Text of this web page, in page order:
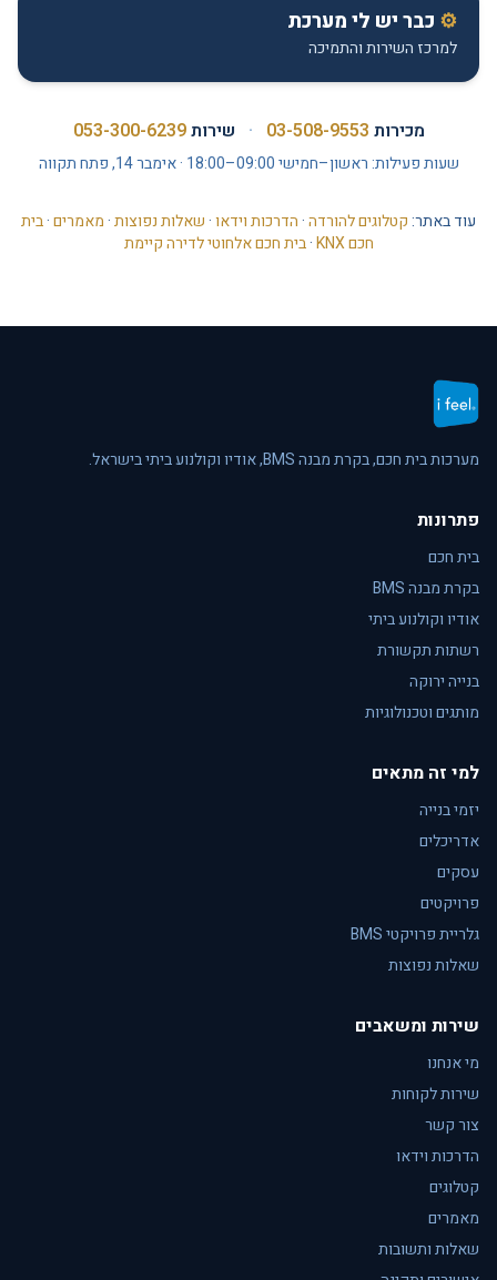
⚙ כבר יש לי מערכת
למרכז השירות והתמיכה
מכירות 03-508-9553
· שירות053-300-6239
שעות פעילות: ראשון–חמישי 09:00–18:00 · אימבר 14, פתח תקווה
עוד באתר:קטלוגים להורדה·הדרכות וידאו·שאלות נפוצות·מאמרים·בית
חכם KNX
·בית חכם אלחוטי לדירה קיימת
מערכות בית חכם, בקרת מבנה BMS, אודיו וקולנוע ביתי בישראל.
פתרונות
בית חכם
בקרת מבנה BMS
אודיו וקולנוע ביתי
רשתות תקשורת
בנייה ירוקה
מותגים וטכנולוגיות
למי זה מתאים
יזמי בנייה
אדריכלים
עסקים
פרויקטים
גלריית פרויקטי BMS
שאלות נפוצות
שירות ומשאבים
מי אנחנו
שירות לקוחות
צור קשר
הדרכות וידאו
קטלוגים
מאמרים
שאלות ותשובות